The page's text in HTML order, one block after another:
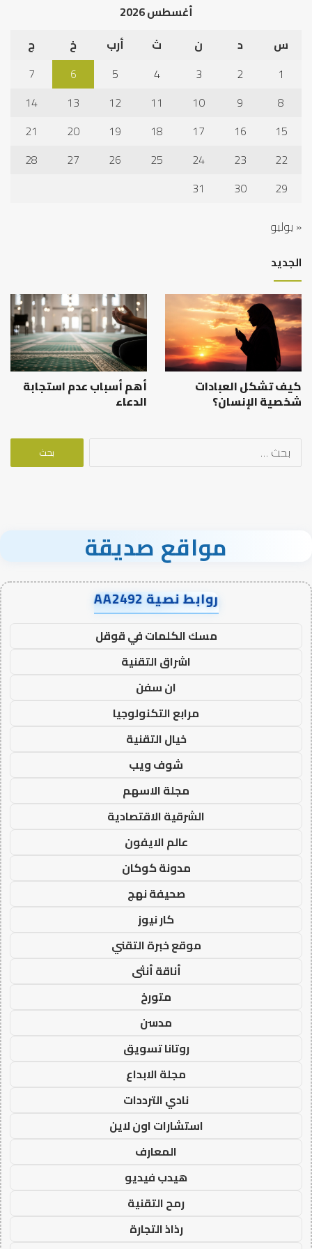
أغسطس 2026
س
د ن ث أرب خ
ج
1
2
3
4
5
6
7
8
9
10
11
12
13
14
15
16
17
18
19
20
21
22
23
24
25
26
27
28
29
30
31
« يوليو
الجديد
كيف تشكل العبادات
شخصية الإنسان؟
أهم أسباب عدم استجابة
الدعاء
البحث
مواقع صديقة
روابط نصية AA2492
مسك الكلمات في قوقل
اشراق التقنية
ان سفن
مرابع التكنولوجيا
خيال التقنية
شوف ويب
مجلة الاسهم
الشرقية الاقتصادية
عالم الايفون
مدونة كوكان
صحيفة نهج
كار نيوز
موقع خبرة التقني
أناقة أنثى
متورخ
مدسن
روتانا تسويق
مجلة الابداع
نادي الترددات
استشارات اون لاين
المعارف
هيدب فيديو
رمح التقنية
رذاذ التجارة